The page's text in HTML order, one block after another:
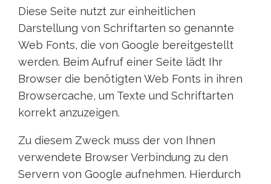
Diese Seite nutzt zur einheitlichen
Darstellung von Schriftarten so genannte
Web Fonts, die von Google bereitgestellt
werden. Beim Aufruf einer Seite lädt Ihr
Browser die benötigten Web Fonts in ihren
Browsercache, um Texte und Schriftarten
korrekt anzuzeigen.
Zu diesem Zweck muss der von Ihnen
verwendete Browser Verbindung zu den
Servern von Google aufnehmen. Hierdurch